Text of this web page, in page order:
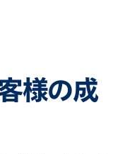
様の成